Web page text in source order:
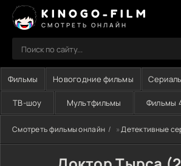
KINOGO-FILM
СМОТРЕТЬ ОНЛАЙН
Фильмы Новогодние фильмы
ТВ-шоу Мультфильмы Фильмы
Смотреть фильмы онлайн »Детективные